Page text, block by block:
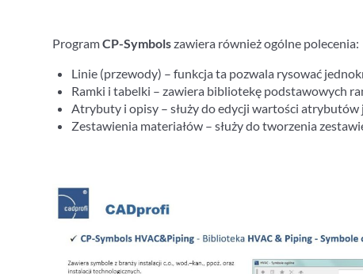
ProgramCP-Symbolszawiera również ogólne polecenia:
Linie (przewody) – funkcja ta pozwala rysować
Ramki i tabelki – zawiera bibliotekę podstawowych
Atrybuty i opisy – służy do edycji wartości
Zestawienia materiałów – służy do tworzenia